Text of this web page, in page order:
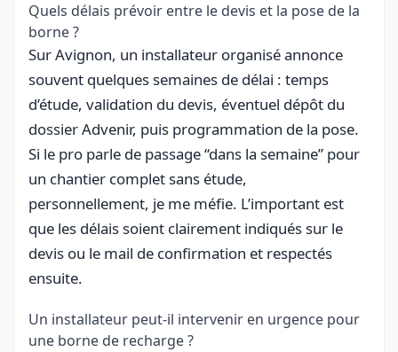
Quels délais prévoir entre le devis et la pose de la
borne ?
Sur Avignon, un installateur organisé annonce
souvent quelques semaines de délai : temps
d’étude, validation du devis, éventuel dépôt du
dossier Advenir, puis programmation de la pose.
Si le pro parle de passage “dans la semaine” pour
un chantier complet sans étude,
personnellement, je me méfie. L’important est
que les délais soient clairement indiqués sur le
devis ou le mail de confirmation et respectés
ensuite.
Un installateur peut-il intervenir en urgence pour
une borne de recharge ?